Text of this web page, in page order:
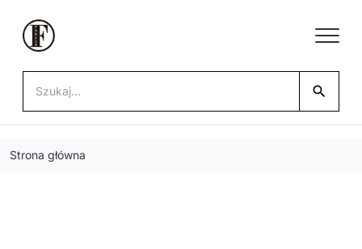
search
Strona główna